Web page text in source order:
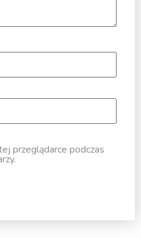
przeglądarce podczas